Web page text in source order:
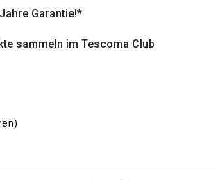
Garantie!*
sammeln im Tescoma Club